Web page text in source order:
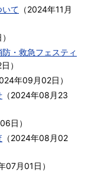
て （2024年11月
）
・救急フェスティ
）
年09月02日 ）
（2024年08月23
日 ）
（2024年08月02
07月01日 ）